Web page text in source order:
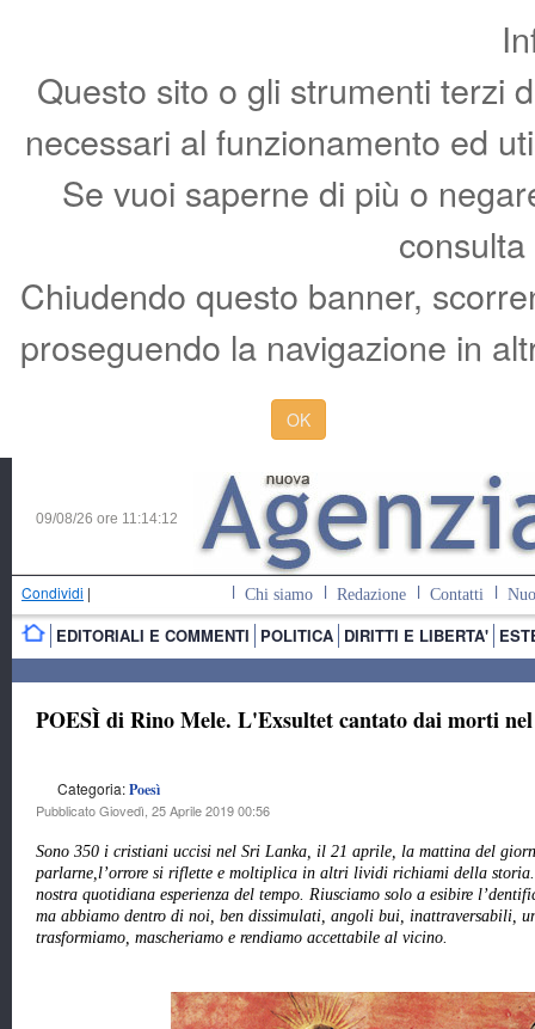
Questo sito o gli strumenti terzi
necessari al funzionamento ed
Se vuoi saperne di più o
Chiudendo questo banner,
proseguendo la navigazione in
OK
09/08/26 ore 11:14:12
Condividi | Chi siamo Redazione Contatti
EDITORIALI E COMMENTI POLITICA DIRITTI E LIBERTA'
POESÌ di Rino Mele. L'Exsultet cantato dai morti
Categoria:Poesì
Pubblicato Giovedì, 25 Aprile 2019 00:56
Sono 350 i cristiani uccisi nel Sri Lanka, il 21 aprile, la mattina del
parlarne,l’orrore si riflette e moltiplica in altri lividi richiami della
nostra quotidiana esperienza del tempo. Riusciamo solo a esibire
ma abbiamo dentro di noi, ben dissimulati, angoli bui, inattraversabili,
trasformiamo, mascheriamo e rendiamo accettabile al vicino.